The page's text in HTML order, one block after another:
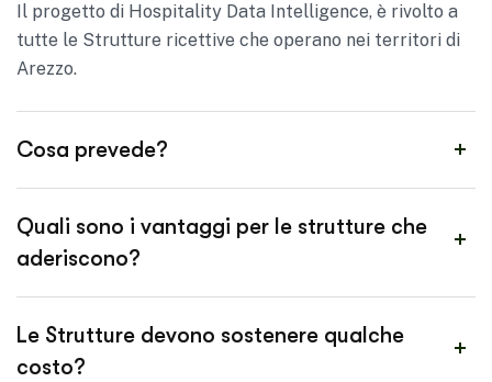
‍Il progetto di Hospitality Data Intelligence, è rivolto a
tutte le Strutture ricettive che operano nei territori di
Arezzo.
Cosa prevede?
Quali sono i vantaggi per le strutture che
aderiscono?
Le Strutture devono sostenere qualche
costo?